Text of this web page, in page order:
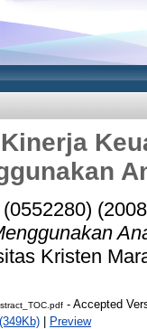
Kristen
- Accepted
| Preview